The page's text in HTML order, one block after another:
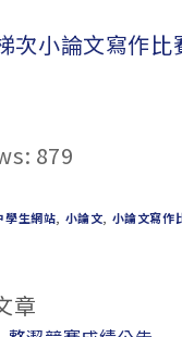
次小論文寫作比
879
學生網站, 小論文, 小論文寫作
章